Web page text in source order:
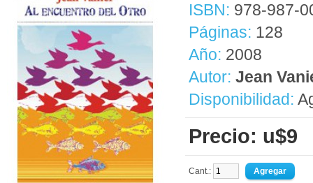
ISBN: 978-987-
Páginas: 128
Año: 2008
Autor: Jean
Disponibilidad:
Precio: u$9
Cant.: